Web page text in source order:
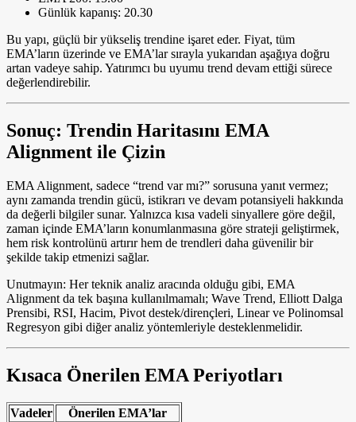
Günlük kapanış: 20.30
Bu yapı, güçlü bir yükseliş trendine işaret eder. Fiyat, tüm
EMA’ların üzerinde ve EMA’lar sırayla yukarıdan aşağıya doğru
artan vadeye sahip. Yatırımcı bu uyumu trend devam ettiği sürece
değerlendirebilir.
Sonuç: Trendin Haritasını EMA
Alignment ile Çizin
EMA Alignment, sadece “trend var mı?” sorusuna yanıt vermez;
aynı zamanda trendin gücü, istikrarı ve devam potansiyeli hakkında
da değerli bilgiler sunar. Yalnızca kısa vadeli sinyallere göre değil,
zaman içinde EMA’ların konumlanmasına göre strateji geliştirmek,
hem risk kontrolünü artırır hem de trendleri daha güvenilir bir
şekilde takip etmenizi sağlar.
Unutmayın: Her teknik analiz aracında olduğu gibi, EMA
Alignment da tek başına kullanılmamalı; Wave Trend, Elliott Dalga
Prensibi, RSI, Hacim, Pivot destek/dirençleri, Linear ve Polinomsal
Regresyon gibi diğer analiz yöntemleriyle desteklenmelidir.
Kısaca Önerilen EMA Periyotları
Vadeler
Önerilen EMA’lar